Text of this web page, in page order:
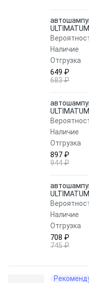
Наличие
Отгрузка
649 ₽
683 ₽
Наличие
Отгрузка
897 ₽
944 ₽
Наличие
Отгрузка
708 ₽
745 ₽